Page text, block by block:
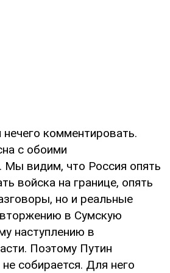
комментировать.
с обоими
Мы видим, что Россия опять
войска на границе, опять
но и реальные
в Сумскую
наступлению в
Поэтому Путин
собирается. Для него